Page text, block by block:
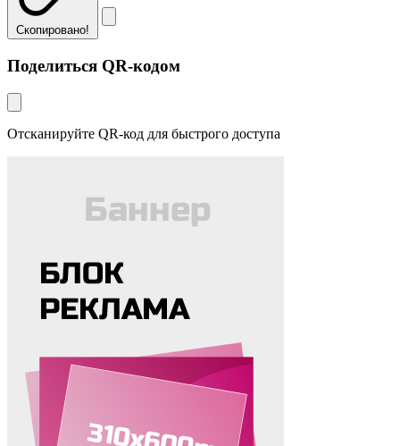
Скопировано!
Поделиться QR-кодом
Отсканируйте QR-код для быстрого доступа